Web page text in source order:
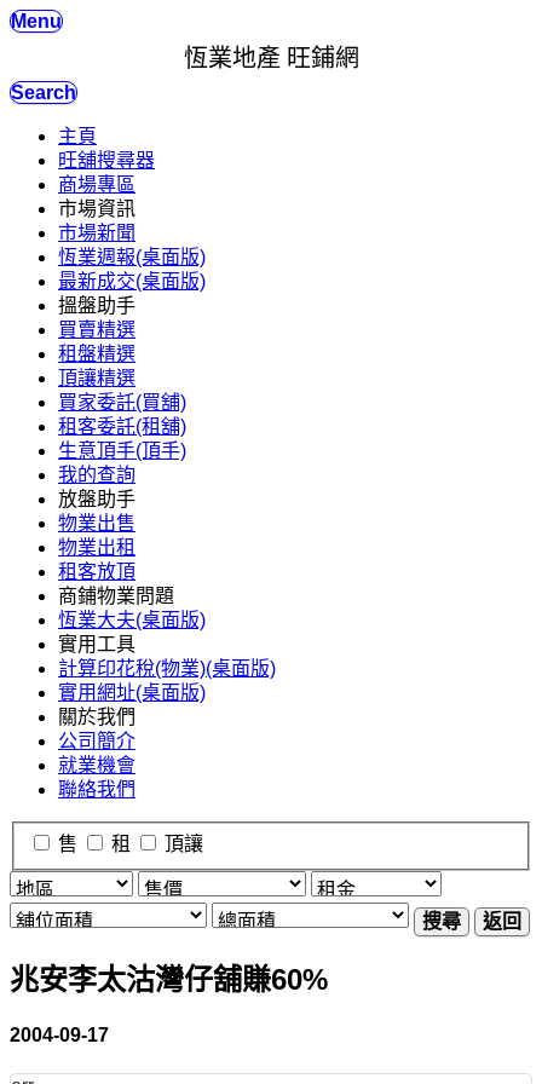
Menu
恆業地產 旺鋪網
Search
主頁
旺舖搜尋器
商場專區
市場資訊
市場新聞
恆業週報(桌面版)
最新成交(桌面版)
搵盤助手
買賣精選
租盤精選
頂讓精選
買家委託(買舖)
租客委託(租舖)
生意頂手(頂手)
我的查詢
放盤助手
物業出售
物業出租
租客放頂
商鋪物業問題
恆業大夫(桌面版)
實用工具
計算印花稅(物業)(桌面版)
實用網址(桌面版)
關於我們
公司簡介
就業機會
聯絡我們
售 租 頂讓
搜尋 返回
兆安李太沽灣仔舖賺60%
2004-09-17